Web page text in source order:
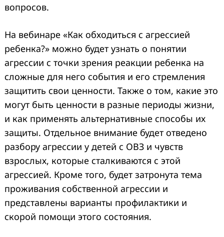
вопросов.
На вебинаре «Как обходиться с агрессией
ребенка?» можно будет узнать о понятии
агрессии с точки зрения реакции ребенка на
сложные для него события и его стремления
защитить свои ценности. Также о том, какие это
могут быть ценности в разные периоды жизни,
и как применять альтернативные способы их
защиты. Отдельное внимание будет отведено
разбору агрессии у детей с ОВЗ и чувств
взрослых, которые сталкиваются с этой
агрессией. Кроме того, будет затронута тема
проживания собственной агрессии и
представлены варианты профилактики и
скорой помощи этого состояния.